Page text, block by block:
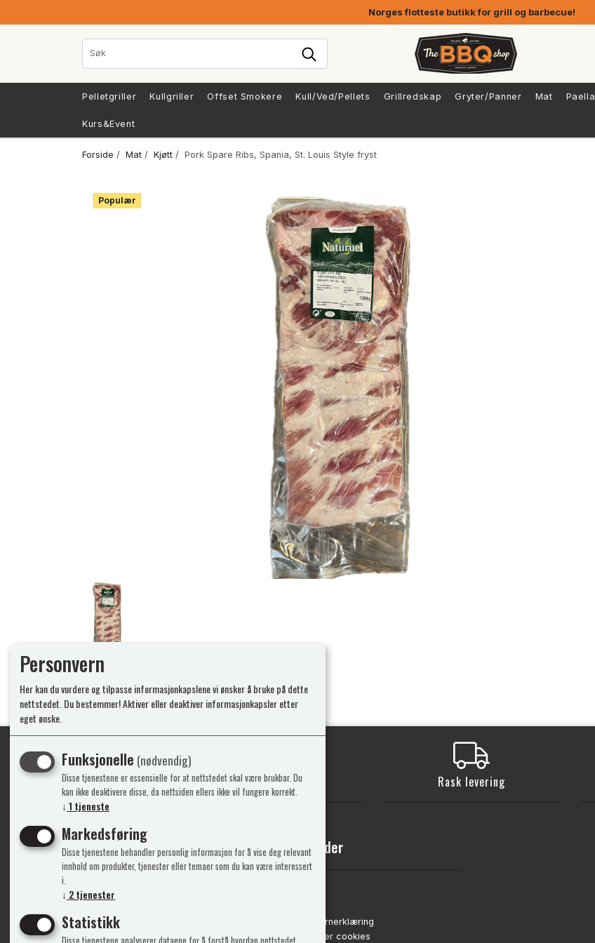
Norges flotteste butikk for grill og barbecue!
Pelletgriller Kullgriller Offset Smokere Kull/Ved/Pellets Grillredskap Gryter/Panner Mat Paella
Kurs&Event
Forside / Mat / Kjøtt / Pork Spare Ribs, Spania, St. Louis Style fryst
Populær
Ypperlig kvalitet Rask levering
Info
Kontakt Oss
Om Oss
Mine sider
Personvernerklæring
Administrer cookies
Personvern
Her kan du vurdere og tilpasse informasjonkapslene vi ønsker å bruke på dette
nettstedet. Du bestemmer! Aktiver eller deaktiver informasjonkapsler etter
eget ønske.
Funksjonelle (nødvendig)
Disse tjenestene er essensielle for at nettstedet skal være brukbar. Du
kan ikke deaktivere disse, da nettsiden ellers ikke vil fungere korrekt.
↓ 1 tjeneste
Markedsføring
Disse tjenestene behandler personlig informasjon for å vise deg relevant
innhold om produkter, tjenester eller temaer som du kan være interessert
i.
↓ 2tjenester
Statistikk